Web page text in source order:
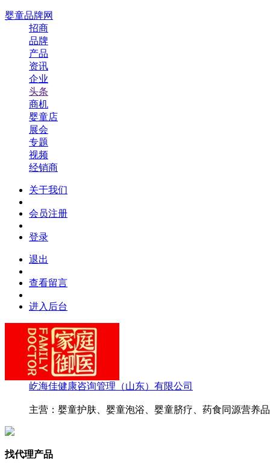
婴童品牌网
招商
品牌
产品
资讯
企业
头条
商机
婴童店
展会
专题
视频
经销商
关于我们
会员注册
登录
退出
查看留言
进入后台
屹海佳健康咨询管理（山东）有限公司
主营：婴童护肤、婴童泡浴、婴童脐疗、药食同源营养品
找代理产品